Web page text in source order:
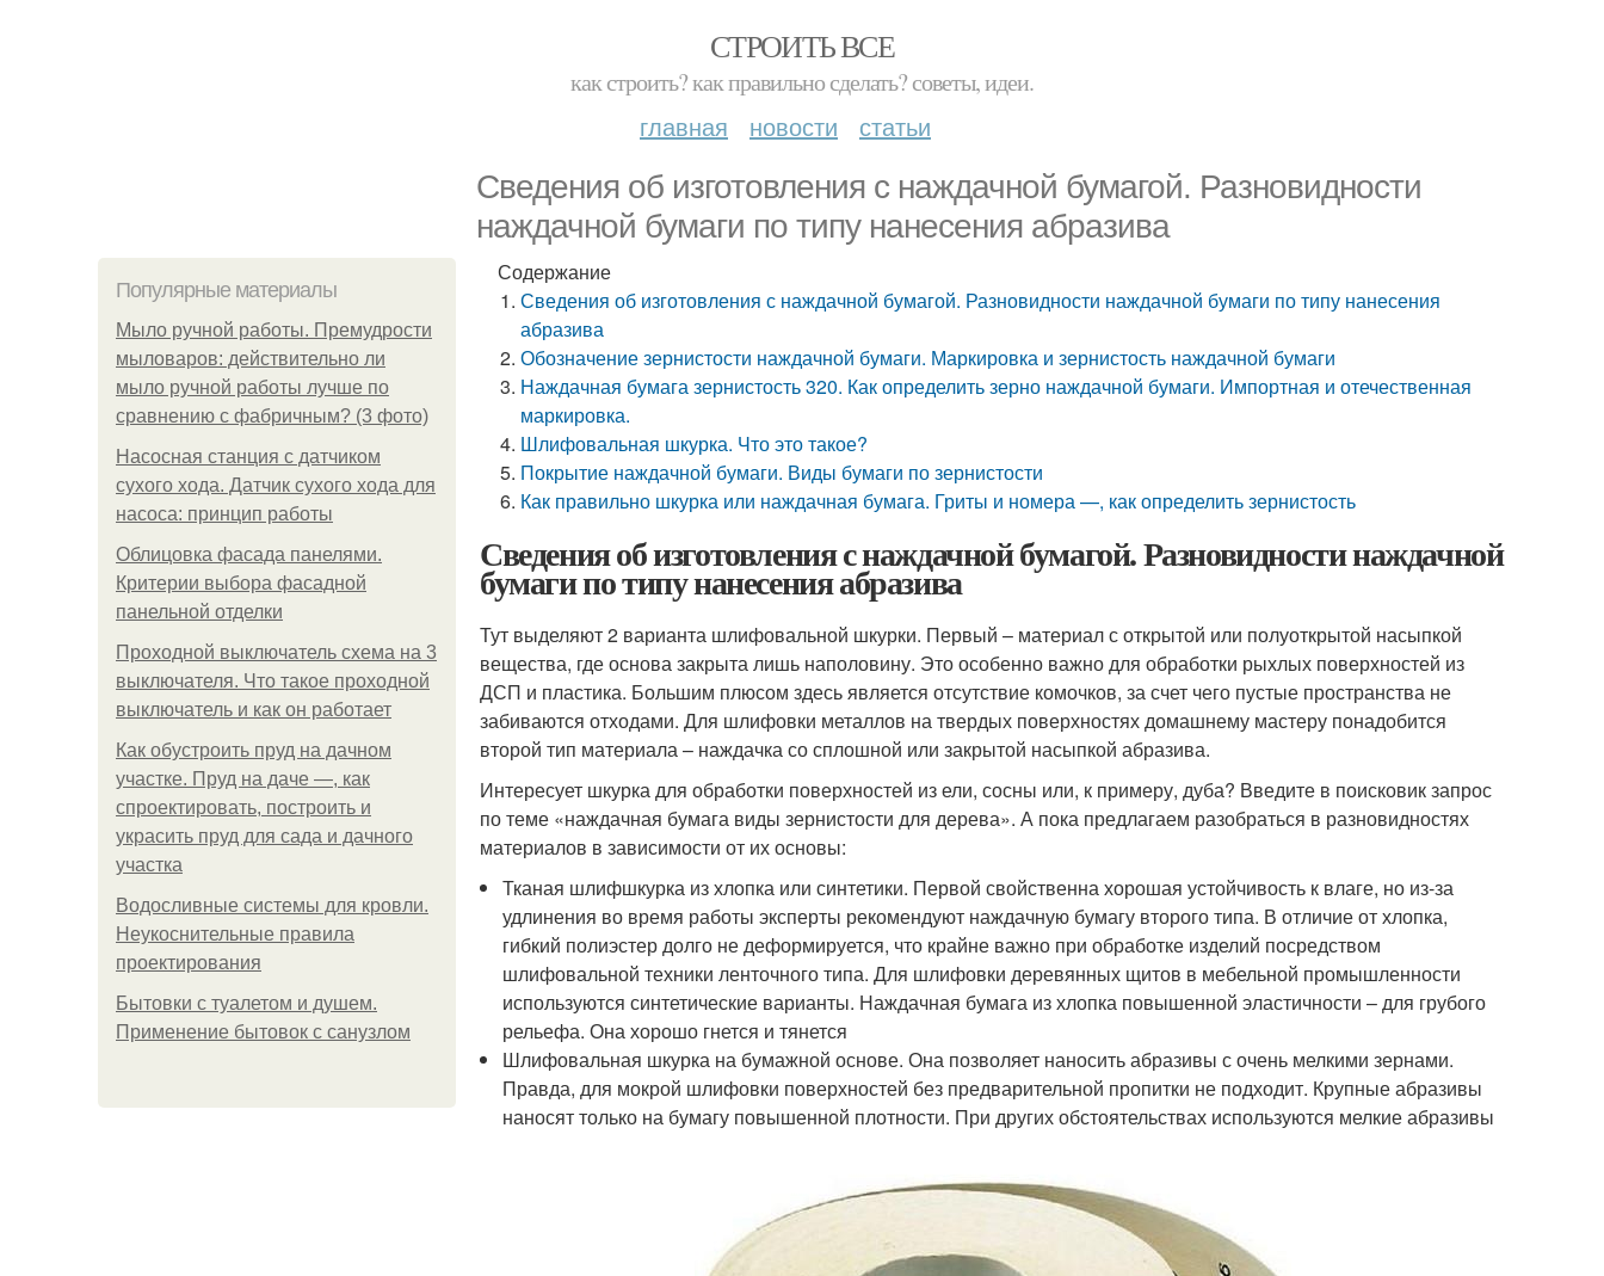
СТРОИТЬ ВСЕ
как строить? как правильно сделать? советы, идеи.
главная новости статьи
Сведения об изготовления с наждачной бумагой. Разновидности
наждачной бумаги по типу нанесения абразива
Популярные материалы
Мыло ручной работы. Премудрости
мыловаров: действительно ли
мыло ручной работы лучше по
сравнению с фабричным? (3 фото)
Насосная станция с датчиком
сухого хода. Датчик сухого хода для
насоса: принцип работы
Облицовка фасада панелями.
Критерии выбора фасадной
панельной отделки
Проходной выключатель схема на 3
выключателя. Что такое проходной
выключатель и как он работает
Как обустроить пруд на дачном
участке. Пруд на даче —, как
спроектировать, построить и
украсить пруд для сада и дачного
участка
Водосливные системы для кровли.
Неукоснительные правила
проектирования
Бытовки с туалетом и душем.
Применение бытовок с санузлом
Содержание
Сведения об изготовления с наждачной бумагой. Разновидности наждачной бумаги по типу нанесения
абразива
Обозначение зернистости наждачной бумаги. Маркировка и зернистость наждачной бумаги
Наждачная бумага зернистость 320. Как определить зерно наждачной бумаги. Импортная и отечественная
маркировка.
Шлифовальная шкурка. Что это такое?
Покрытие наждачной бумаги. Виды бумаги по зернистости
Как правильно шкурка или наждачная бумага. Гриты и номера —, как определить зернистость
Сведения об изготовления с наждачной бумагой. Разновидности наждачной
бумаги по типу нанесения абразива
Тут выделяют 2 варианта шлифовальной шкурки. Первый – материал с открытой или полуоткрытой насыпкой
вещества, где основа закрыта лишь наполовину. Это особенно важно для обработки рыхлых поверхностей из
ДСП и пластика. Большим плюсом здесь является отсутствие комочков, за счет чего пустые пространства не
забиваются отходами. Для шлифовки металлов на твердых поверхностях домашнему мастеру понадобится
второй тип материала – наждачка со сплошной или закрытой насыпкой абразива.
Интересует шкурка для обработки поверхностей из ели, сосны или, к примеру, дуба? Введите в поисковик запрос
по теме «наждачная бумага виды зернистости для дерева». А пока предлагаем разобраться в разновидностях
материалов в зависимости от их основы:
Тканая шлифшкурка из хлопка или синтетики. Первой свойственна хорошая устойчивость к влаге, но из-за
удлинения во время работы эксперты рекомендуют наждачную бумагу второго типа. В отличие от хлопка,
гибкий полиэстер долго не деформируется, что крайне важно при обработке изделий посредством
шлифовальной техники ленточного типа. Для шлифовки деревянных щитов в мебельной промышленности
используются синтетические варианты. Наждачная бумага из хлопка повышенной эластичности – для грубого
рельефа. Она хорошо гнется и тянется
Шлифовальная шкурка на бумажной основе. Она позволяет наносить абразивы с очень мелкими зернами.
Правда, для мокрой шлифовки поверхностей без предварительной пропитки не подходит. Крупные абразивы
наносят только на бумагу повышенной плотности. При других обстоятельствах используются мелкие абразивы